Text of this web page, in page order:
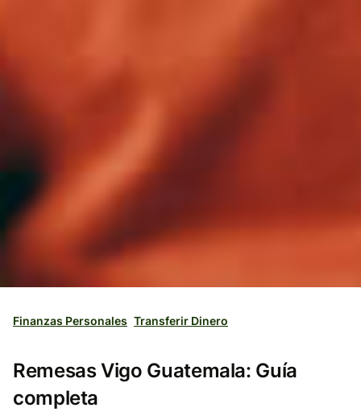
Finanzas Personales Transferir Dinero
Remesas Vigo Guatemala: Guía
completa